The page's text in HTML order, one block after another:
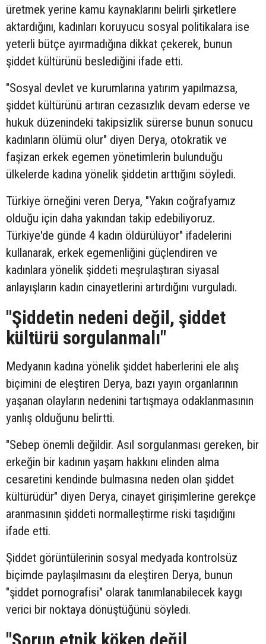
üretmek yerine kamu kaynaklarını belirli şirketlere
aktardığını, kadınları koruyucu sosyal politikalara ise
yeterli bütçe ayırmadığına dikkat çekerek, bunun
şiddet kültürünü beslediğini ifade etti.
"Sosyal devlet ve kurumlarına yatırım yapılmazsa,
şiddet kültürünü artıran cezasızlık devam ederse ve
hukuk düzenindeki takipsizlik sürerse bunun sonucu
kadınların ölümü olur" diyen Derya, otokratik ve
faşizan erkek egemen yönetimlerin bulunduğu
ülkelerde kadına yönelik şiddetin arttığını söyledi.
Türkiye örneğini veren Derya, "Yakın coğrafyamız
olduğu için daha yakından takip edebiliyoruz.
Türkiye'de günde 4 kadın öldürülüyor" ifadelerini
kullanarak, erkek egemenliğini güçlendiren ve
kadınlara yönelik şiddeti meşrulaştıran siyasal
anlayışların kadın cinayetlerini artırdığını vurguladı.
"Şiddetin nedeni değil, şiddet
kültürü sorgulanmalı"
Medyanın kadına yönelik şiddet haberlerini ele alış
biçimini de eleştiren Derya, bazı yayın organlarının
yaşanan olayların nedenini tartışmaya odaklanmasının
yanlış olduğunu belirtti.
"Sebep önemli değildir. Asıl sorgulanması gereken, bir
erkeğin bir kadının yaşam hakkını elinden alma
cesaretini kendinde bulmasına neden olan şiddet
kültürüdür" diyen Derya, cinayet girişimlerine gerekçe
aranmasının şiddeti normalleştirme riski taşıdığını
ifade etti.
Şiddet görüntülerinin sosyal medyada kontrolsüz
biçimde paylaşılmasını da eleştiren Derya, bunun
"şiddet pornografisi" olarak tanımlanabilecek kaygı
verici bir noktaya dönüştüğünü söyledi.